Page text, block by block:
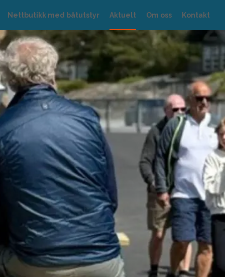
Nettbutikk med båtutstyr Aktuelt Om oss Kontakt